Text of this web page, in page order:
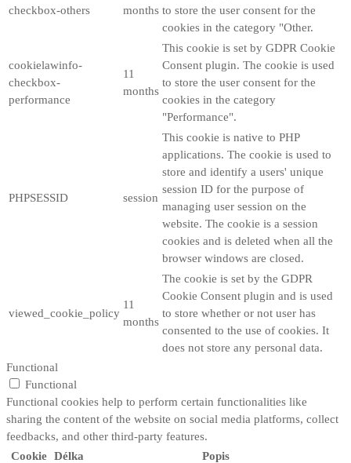
checkbox-others
months to store the user consent for the
cookies in the category "Other.
cookielawinfo-
checkbox-
performance
11
months
This cookie is set by GDPR Cookie
Consent plugin. The cookie is used
to store the user consent for the
cookies in the category
"Performance".
PHPSESSID session
This cookie is native to PHP
applications. The cookie is used to
store and identify a users' unique
session ID for the purpose of
managing user session on the
website. The cookie is a session
cookies and is deleted when all the
browser windows are closed.
viewed_cookie_policy
11
months
The cookie is set by the GDPR
Cookie Consent plugin and is used
to store whether or not user has
consented to the use of cookies. It
does not store any personal data.
Functional
Functional
Functional cookies help to perform certain functionalities like
sharing the content of the website on social media platforms, collect
feedbacks, and other third-party features.
Cookie Délka Popis